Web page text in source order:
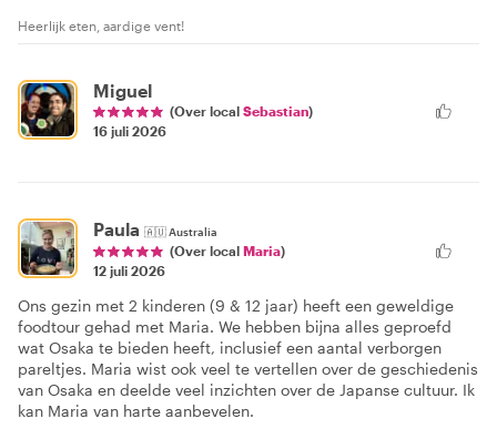
Heerlijk eten, aardige vent!
Miguel
(Over local Sebastian)
16 juli 2026
Paula 🇦🇺Australia
(Over local Maria)
12 juli 2026
Ons gezin met 2 kinderen (9 & 12 jaar) heeft een geweldige
foodtour gehad met Maria. We hebben bijna alles geproefd
wat Osaka te bieden heeft, inclusief een aantal verborgen
pareltjes. Maria wist ook veel te vertellen over de geschiedenis
van Osaka en deelde veel inzichten over de Japanse cultuur. Ik
kan Maria van harte aanbevelen.